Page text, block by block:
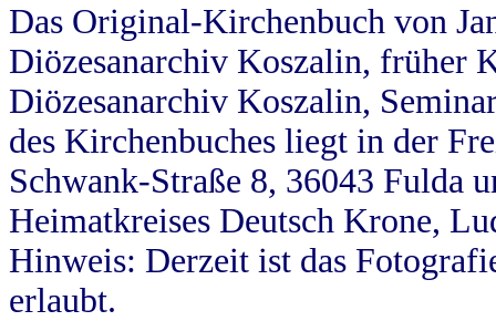
Das Original-Kirchenbuch von
Diözesanarchiv Koszalin, früher
Diözesanarchiv Koszalin,
des Kirchenbuches liegt in der
Schwank-Straße 8, 36043 Fulda
Heimatkreises Deutsch Krone,
Hinweis: Derzeit ist das
erlaubt.